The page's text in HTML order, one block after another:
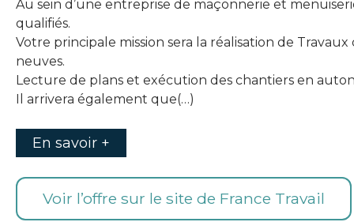
Au sein d’une entreprise de maçonnerie et
qualifiés.
Votre principale mission sera la réalisation de
neuves.
Lecture de plans et exécution des chantiers en
Il arrivera également que(…)
En savoir +
Voir l’offre sur le site de France Travail